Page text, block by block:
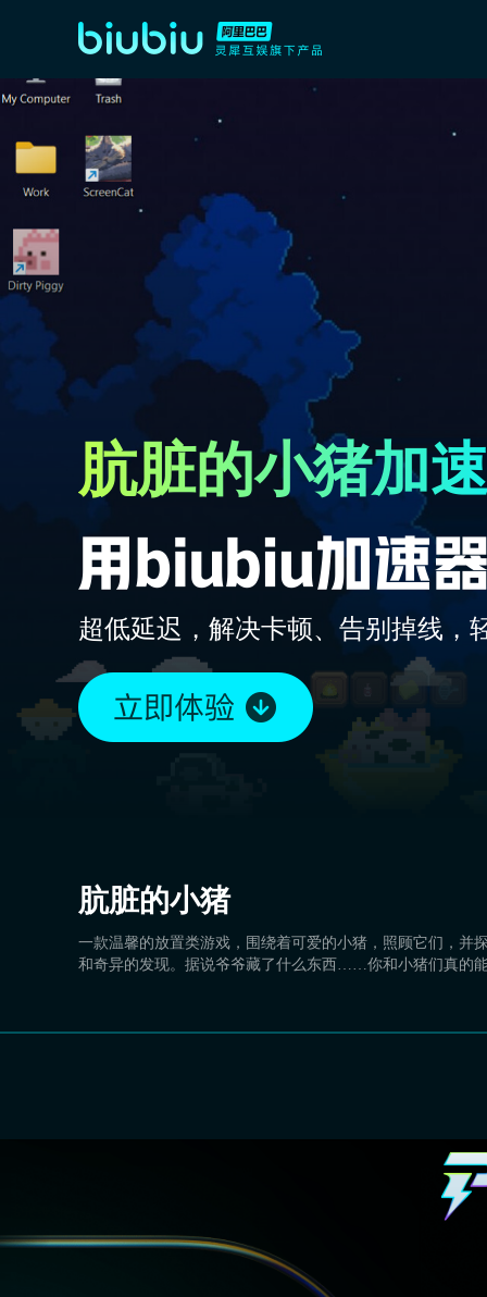
肮脏的小猪加
超低延迟，解决卡顿、告别掉线，
肮脏的小猪
一款温馨的放置类游戏，围绕着可爱的小猪，照顾它们，并
和奇异的发现。据说爷爷藏了什么东西……你和小猪们真的